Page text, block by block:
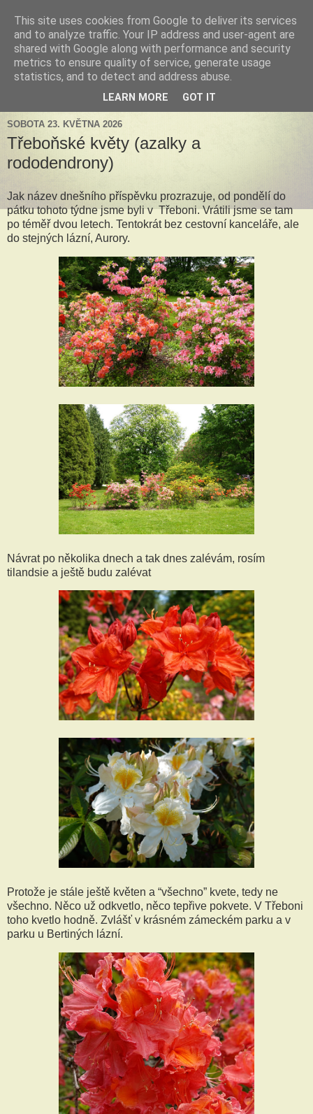
Tillandsia za okny
Tillandsie a další zelená havěť která s námi může žít v bytě,
k našim velkým radostem, nebo také starostem.
SOBOTA 23. KVĚTNA 2026
Třeboňské květy (azalky a
rododendrony)
Jak název dnešního příspěvku prozrazuje, od pondělí do
pátku tohoto týdne jsme byli v Třeboni. Vrátili jsme se tam
po téměř dvou letech. Tentokrát bez cestovní kanceláře, ale
do stejných lázní, Aurory.
Návrat po několika dnech a tak dnes zalévám, rosím
tilandsie a ještě budu zalévat
Protože je stále ještě květen a “všechno” kvete, tedy ne
všechno. Něco už odkvetlo, něco tepřive pokvete. V Třeboni
toho kvetlo hodně. Zvlášť v krásném zámeckém parku a v
parku u Bertiných lázní.
This site uses cookies from Google to deliver its services
and to analyze traffic. Your IP address and user-agent are
shared with Google along with performance and security
metrics to ensure quality of service, generate usage
statistics, and to detect and address abuse.
LEARN MORE GOT IT